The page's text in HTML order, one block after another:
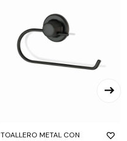
TOALLERO METAL CON